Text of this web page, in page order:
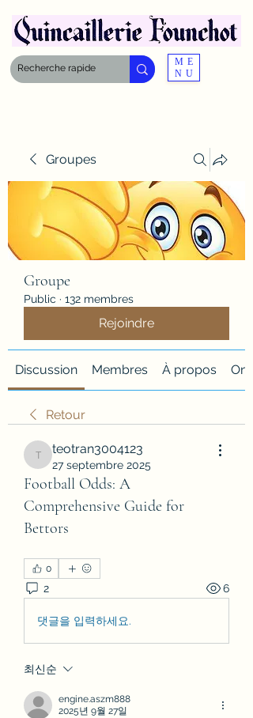
ME
NU
Groupes
Groupe
Public · 132 membres
Rejoindre
Discussion Membres À propos
Retour
teotran3004123
teotran3004123
27 septembre 2025
Football Odds: A
Comprehensive Guide for
Bettors
0
2 6
댓글을 입력하세요.
최신순
engine.aszm888
2025년 9월 27일